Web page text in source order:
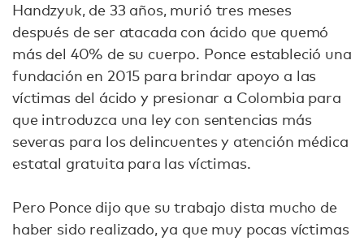
Handzyuk, de 33 años, murió tres meses
después de ser atacada con ácido que quemó
más del 40% de su cuerpo. Ponce estableció una
fundación en 2015 para brindar apoyo a las
víctimas del ácido y presionar a Colombia para
que introduzca una ley con sentencias más
severas para los delincuentes y atención médica
estatal gratuita para las víctimas.
Pero Ponce dijo que su trabajo dista mucho de
haber sido realizado, ya que muy pocas víctimas